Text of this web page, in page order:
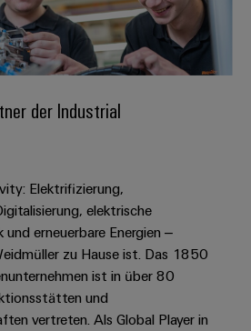
der Industrial
Elektrifizierung,
elektrische
erneuerbare Energien –
zu Hause ist. Das 1850
ist in über 80
und
vertreten. Als Global Player in